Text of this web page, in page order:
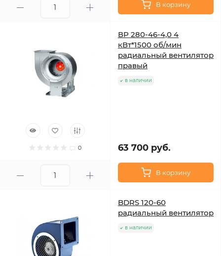
В корзину
0
ВР 280-46-4,0 4
кВт*1500 об/мин
радиальный вентилятор
правый
в наличии
63 700 руб.
В корзину
BDRS 120-60
радиальный вентилятор
в наличии